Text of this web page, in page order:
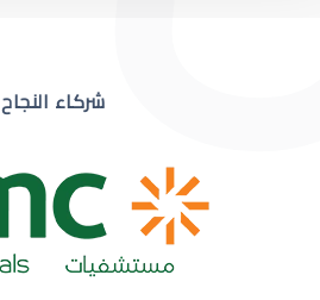
ضعف نظر مفاجئشركاء النجاح